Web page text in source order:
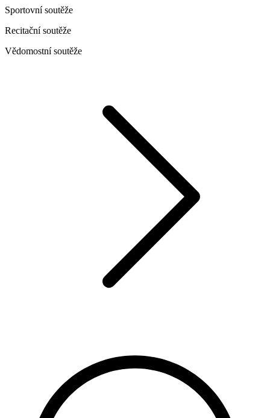
Sportovní soutěže
Recitační soutěže
Vědomostní soutěže